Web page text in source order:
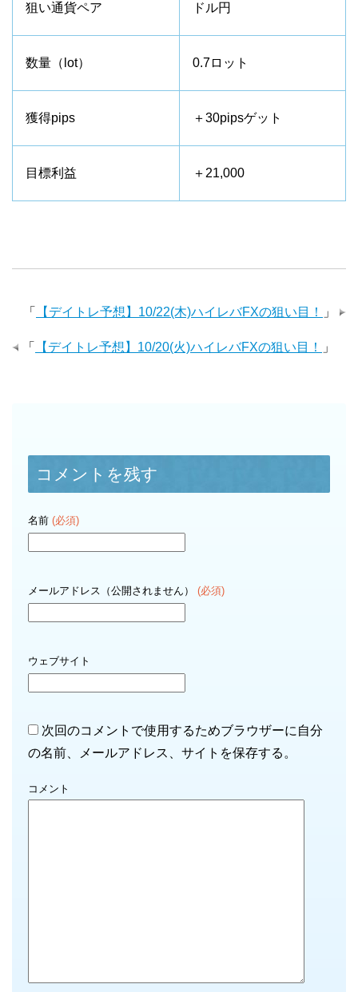
狙い通貨ペア ドル円
数量（lot） 0.7ロット
獲得pips ＋30pipsゲット
目標利益 ＋21,000
「 【デイトレ予想】10/22(木)ハイレバFXの狙い目！ 」
「 【デイトレ予想】10/20(火)ハイレバFXの狙い目！ 」
コメントを残す
名前 (必須)
メールアドレス（公開されません） (必須)
ウェブサイト
次回のコメントで使用するためブラウザーに自分
の名前、メールアドレス、サイトを保存する。
コメント